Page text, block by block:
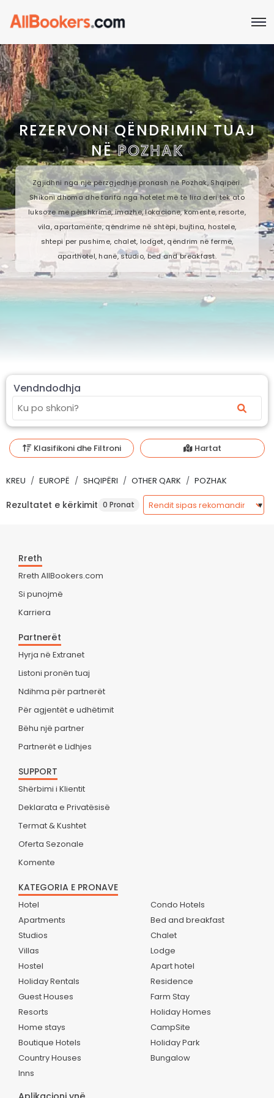
REZERVONI QËNDRIMIN TUAJ
NËPOZHAK
Zgjidhni nga një përzgjedhje pronash në Pozhak, Shqipëri.
Shikoni dhoma dhe tarifa nga hotelet më të lira deri tek ato
luksoze me përshkrime, imazhe, lokacione, komente, resorte,
vila, apartamente, qëndrime në shtëpi, bujtina, hostele,
shtepi per pushime, chalet, lodget, qëndrim në fermë,
aparthotel, hanë, studio, bed and breakfast.
Vendndodhja
Klasifikoni dhe Filtroni Hartat
KREU EUROPË SHQIPËRI OTHER QARK POZHAK
Rezultatet e kërkimit 0 Pronat
Rreth
Rreth AllBookers.com
Si punojmë
Karriera
Partnerët
Hyrja në Extranet
Listoni pronën tuaj
Ndihma për partnerët
Për agjentët e udhëtimit
Bëhu një partner
Partnerët e Lidhjes
SUPPORT
Shërbimi i Klientit
Deklarata e Privatësisë
Termat & Kushtet
Oferta Sezonale
Komente
KATEGORIA E PRONAVE
Hotel
Apartments
Studios
Villas
Hostel
Holiday Rentals
Guest Houses
Resorts
Home stays
Boutique Hotels
Country Houses
Inns
Condo Hotels
Bed and breakfast
Chalet
Lodge
Apart hotel
Residence
Farm Stay
Holiday Homes
CampSite
Holiday Park
Bungalow